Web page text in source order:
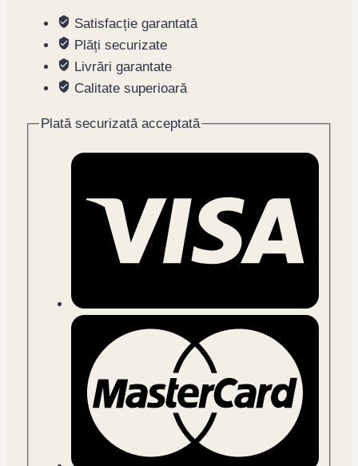
Satisfacție garantată
Plăți securizate
Livrări garantate
Calitate superioară
Plată securizată acceptată